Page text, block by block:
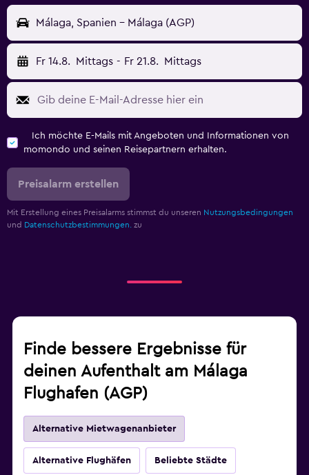
Málaga, Spanien - Málaga (AGP)
Fr 14.8. Mittags - Fr 21.8. Mittags
Ich möchte E-Mails mit Angeboten und Informationen von
momondo und seinen Reisepartnern erhalten.
Preisalarm erstellen
Mit Erstellung eines Preisalarms stimmst du unseren Nutzungsbedingungen
und Datenschutzbestimmungen. zu
Finde bessere Ergebnisse für
deinen Aufenthalt am Málaga
Flughafen (AGP)
Alternative Mietwagenanbieter
Alternative Flughäfen Beliebte Städte